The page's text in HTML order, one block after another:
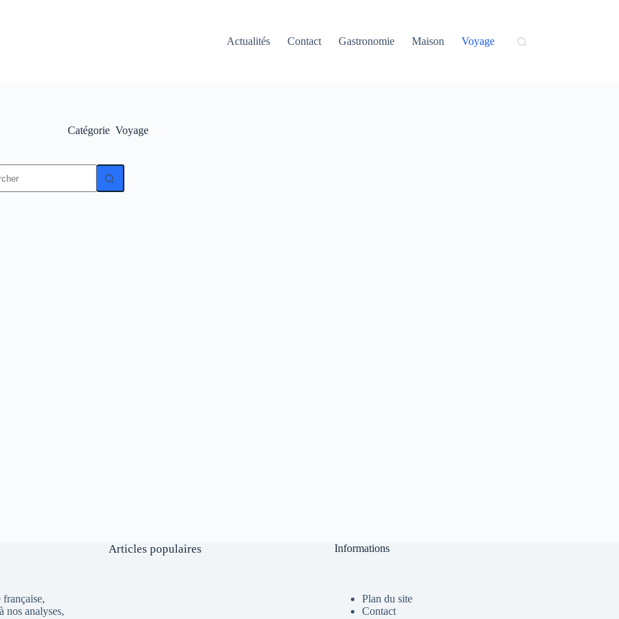
Actualités
Contact Gastronomie Maison Voyage
Catégorie Voyage
nos analyses,
Articles populaires Informations
Plan du site
Contact